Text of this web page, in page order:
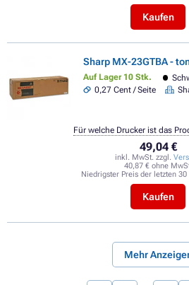
Kaufen
Sharp MX-23GTBA -
Auf Lager 10 Stk.
0,27 Cent / Seite
49,04 €
inkl. MwSt. zzgl.
40,87 € ohne
Niedrigster Preis der letzten 30
Kaufen
Für welche Drucker ist das
Mehr